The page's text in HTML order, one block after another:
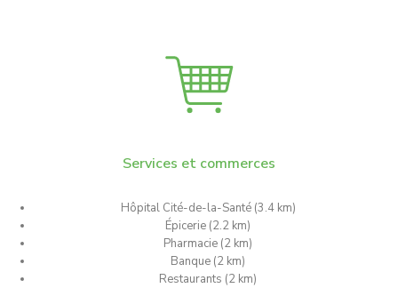
Services et commerces
Hôpital Cité-de-la-Santé (3.4 km)
Épicerie (2.2 km)
Pharmacie (2 km)
Banque (2 km)
Restaurants (2 km)